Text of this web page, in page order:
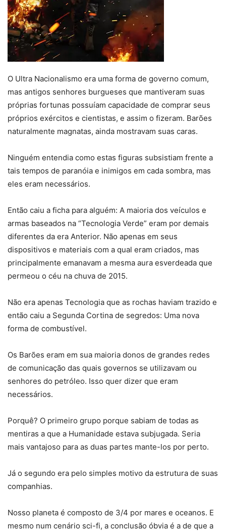
O Ultra Nacionalismo era uma forma de governo comum,
mas antigos senhores burgueses que mantiveram suas
próprias fortunas possuíam capacidade de comprar seus
próprios exércitos e cientistas, e assim o fizeram. Barões
naturalmente magnatas, ainda mostravam suas caras.
Ninguém entendia como estas figuras subsistiam frente a
tais tempos de paranóia e inimigos em cada sombra, mas
eles eram necessários.
Então caiu a ficha para alguém: A maioria dos veículos e
armas baseados na “Tecnologia Verde” eram por demais
diferentes da era Anterior. Não apenas em seus
dispositivos e materiais com a qual eram criados, mas
principalmente emanavam a mesma aura esverdeada que
permeou o céu na chuva de 2015.
Não era apenas Tecnologia que as rochas haviam trazido e
então caiu a Segunda Cortina de segredos: Uma nova
forma de combustível.
Os Barões eram em sua maioria donos de grandes redes
de comunicação das quais governos se utilizavam ou
senhores do petróleo. Isso quer dizer que eram
necessários.
Porquê? O primeiro grupo porque sabiam de todas as
mentiras a que a Humanidade estava subjugada. Seria
mais vantajoso para as duas partes mante-los por perto.
Já o segundo era pelo simples motivo da estrutura de suas
companhias.
Nosso planeta é composto de 3/4 por mares e oceanos. E
mesmo num cenário sci-fi, a conclusão óbvia é a de que a